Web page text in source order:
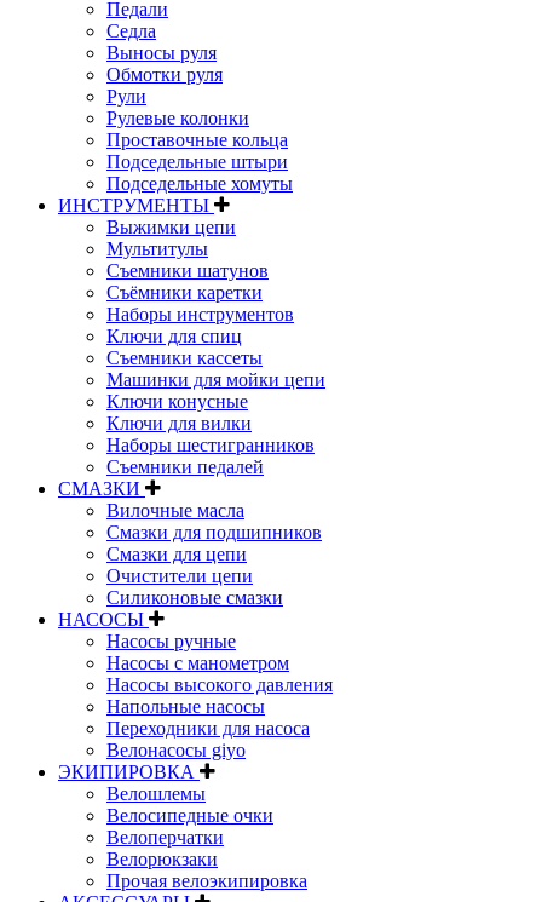
Педали
Седла
Выносы руля
Обмотки руля
Рули
Рулевые колонки
Проставочные кольца
Подседельные штыри
Подседельные хомуты
ИНСТРУМЕНТЫ
Выжимки цепи
Мультитулы
Съемники шатунов
Съёмники каретки
Наборы инструментов
Ключи для спиц
Съемники кассеты
Машинки для мойки цепи
Ключи конусные
Ключи для вилки
Наборы шестигранников
Съемники педалей
СМАЗКИ
Вилочные масла
Смазки для подшипников
Смазки для цепи
Очистители цепи
Силиконовые смазки
НАСОСЫ
Насосы ручные
Насосы с манометром
Насосы высокого давления
Напольные насосы
Переходники для насоса
Велонасосы giyo
ЭКИПИРОВКА
Велошлемы
Велосипедные очки
Велоперчатки
Велорюкзаки
Прочая велоэкипировка